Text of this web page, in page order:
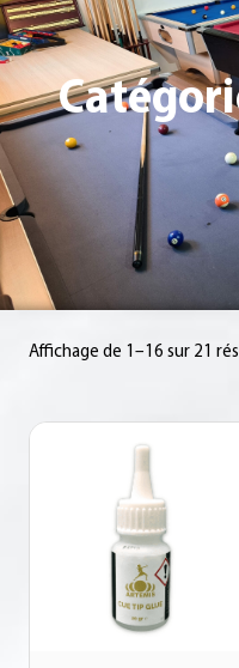
Affichage de 1–16 sur 21